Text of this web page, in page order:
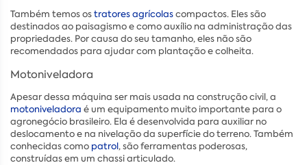
Também temos ostratores agrícolascompactos. Eles são
destinados ao paisagismo e como auxílio na administração das
propriedades. Por causa do seu tamanho, eles não são
recomendados para ajudar com plantação e colheita.
Motoniveladora
Apesar dessa máquina ser mais usada na construção civil, a
motoniveladora é um equipamento muito importante para o
agronegócio brasileiro. Ela é desenvolvida para auxiliar no
deslocamento e na nivelação da superfície do terreno. Também
conhecidas como patrol, são ferramentas poderosas,
construídas em um chassi articulado.